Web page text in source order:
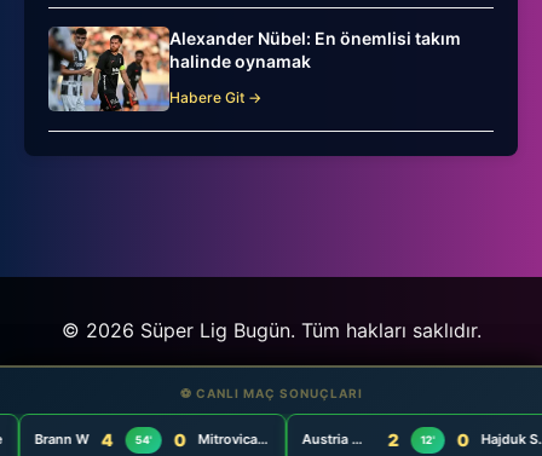
Alexander Nübel: En önemlisi takım
halinde oynamak
Habere Git →
⚽ CANLI MAÇ SONUÇLARI
Brann W 4 54' 0 Mitrovica W Austria Wien W 12' 0 Hajduk Split W
⚽ CANLI MAÇ SONUÇLARI
Brann W 4 54' 0 Mitrovica W Austria Wien W 12' 0 Hajduk Split W
© 2026 Süper Lig Bugün. Tüm hakları saklıdır.